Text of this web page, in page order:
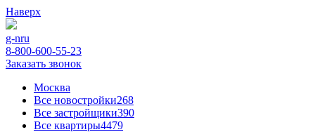
Наверх
g-nru
8-800-600-55-23
Заказать звонок
Москва
Все новостройки268
Все застройщики390
Все квартиры4479